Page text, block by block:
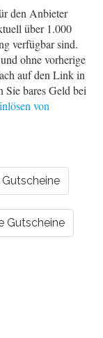
den Anbieter
über 1.000
verfügbar sind.
ohne vorherige
auf den Link in
bares Geld bei
von
Gutscheine